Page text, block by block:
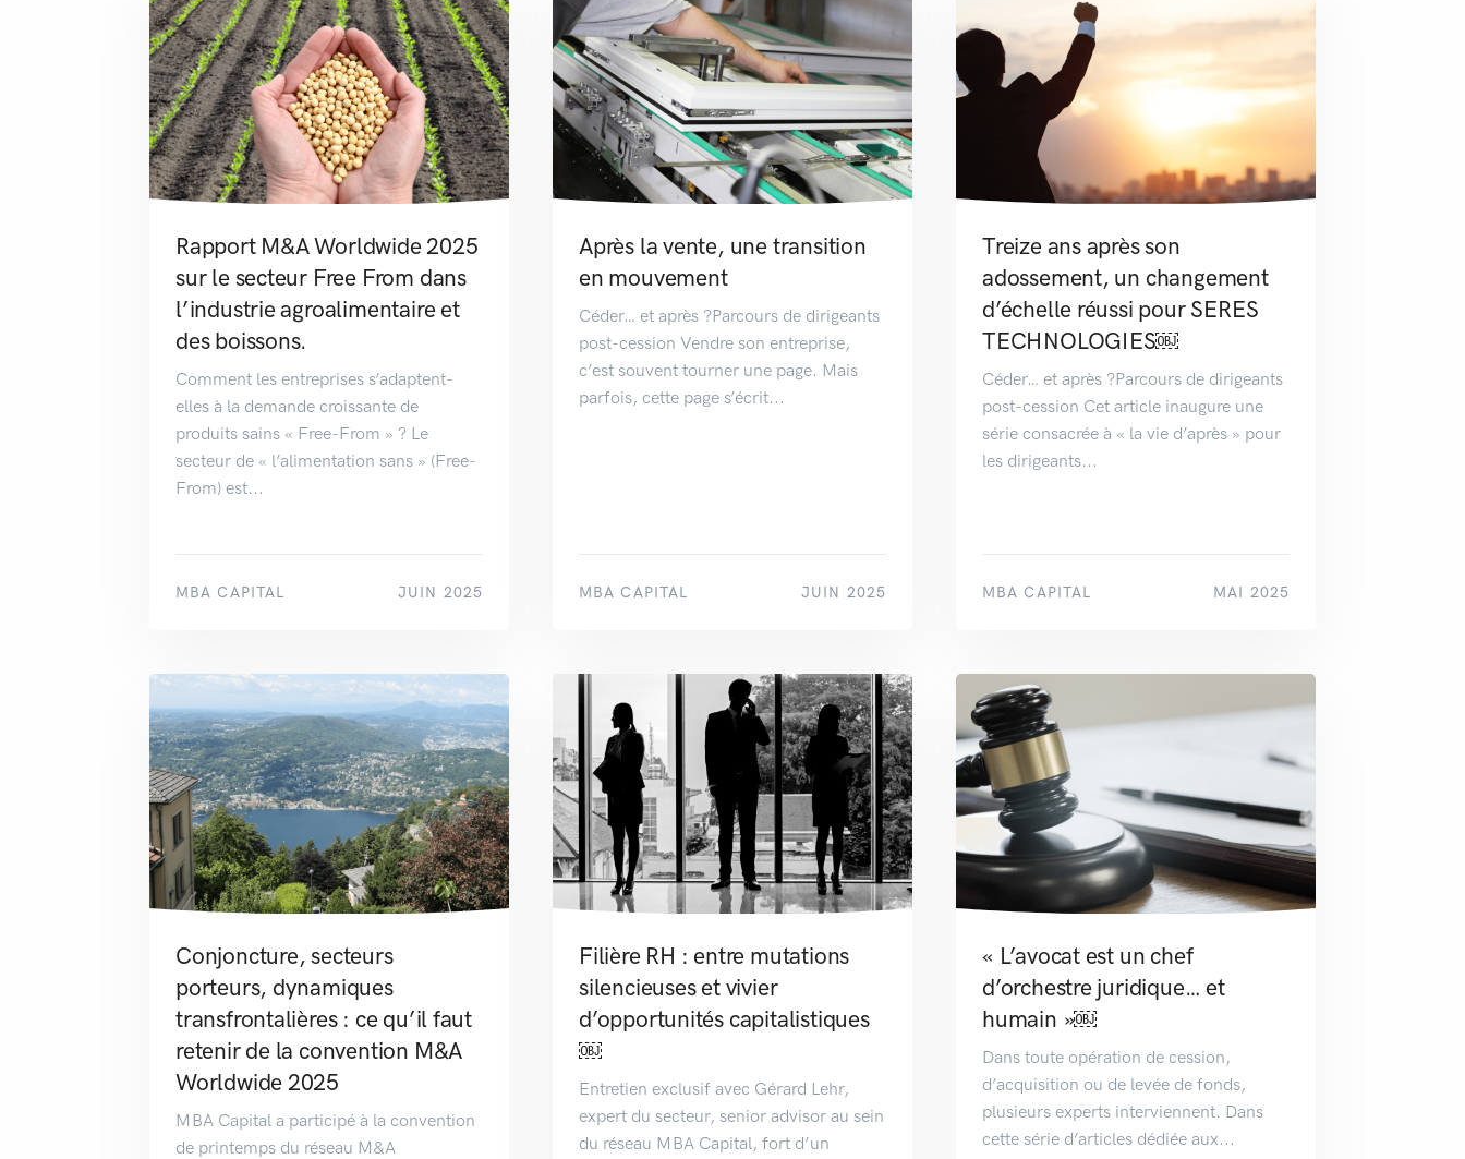
Rapport M&A Worldwide 2025
sur le secteur Free From dans
l’industrie agroalimentaire et
des boissons.
Comment les entreprises s’adaptent-
elles à la demande croissante de
produits sains « Free-From » ? Le
secteur de « l’alimentation sans » (Free-
From) est...
MBA CAPITAL JUIN 2025
Après la vente, une transition
en mouvement
Céder… et après ?Parcours de dirigeants
post-cession Vendre son entreprise,
c’est souvent tourner une page. Mais
parfois, cette page s’écrit...
MBA CAPITAL JUIN 2025
Treize ans après son
adossement, un changement
d’échelle réussi pour SERES
TECHNOLOGIES￼
Céder… et après ?Parcours de dirigeants
post-cession Cet article inaugure une
série consacrée à « la vie d’après » pour
les dirigeants...
MBA CAPITAL MAI 2025
Conjoncture, secteurs
porteurs, dynamiques
transfrontalières : ce qu’il faut
retenir de la convention M&A
Worldwide 2025
MBA Capital a participé à la convention
de printemps du réseau M&A
Filière RH : entre mutations
silencieuses et vivier
d’opportunités capitalistiques
￼
Entretien exclusif avec Gérard Lehr,
expert du secteur, senior advisor au sein
du réseau MBA Capital, fort d’un
« L’avocat est un chef
d’orchestre juridique… et
humain »￼
Dans toute opération de cession,
d’acquisition ou de levée de fonds,
plusieurs experts interviennent. Dans
cette série d’articles dédiée aux...